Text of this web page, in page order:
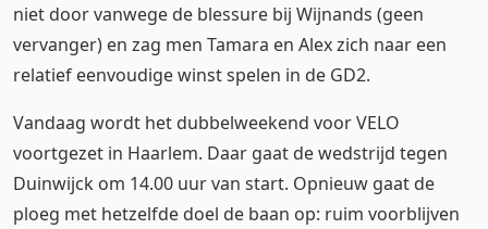
niet door vanwege de blessure bij Wijnands (geen
vervanger) en zag men Tamara en Alex zich naar een
relatief eenvoudige winst spelen in de GD2.
Vandaag wordt het dubbelweekend voor VELO
voortgezet in Haarlem. Daar gaat de wedstrijd tegen
Duinwijck om 14.00 uur van start. Opnieuw gaat de
ploeg met hetzelfde doel de baan op: ruim voorblijven